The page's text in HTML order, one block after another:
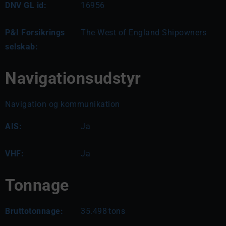
DNV GL id: 16956
P&I Forsikrings
selskab:
The West of England Shipowners
Navigationsudstyr
Navigation og kommunikation
AIS: Ja
VHF: Ja
Tonnage
Bruttotonnage: 35.498 tons